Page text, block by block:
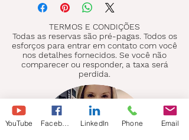
TERMOS E CONDIÇÕES
Todas as reservas são pré-pagas. Todos os
esforços para entrar em contato com você
nos detalhes fornecidos. Se você não
comparecer ou responder, a taxa será
perdida.
YouTube LinkedIn Phone Email